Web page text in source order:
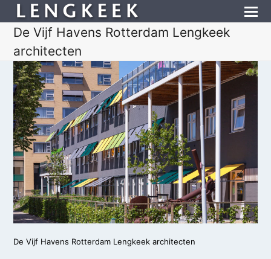
De Vijf Havens Rotterdam Lengkeek
architecten
De Vijf Havens Rotterdam Lengkeek architecten